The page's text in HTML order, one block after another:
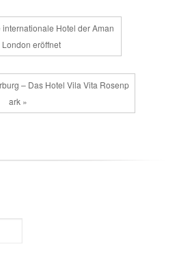
Hotel der Aman
eröffnet
– Das Hotel Vila Vita Rosenp
ark »